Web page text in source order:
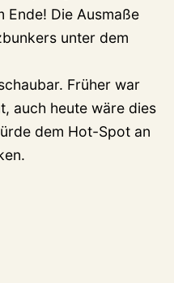
Ende! Die Ausmaße
unter dem
Früher war
auch heute wäre dies
dem Hot-Spot an